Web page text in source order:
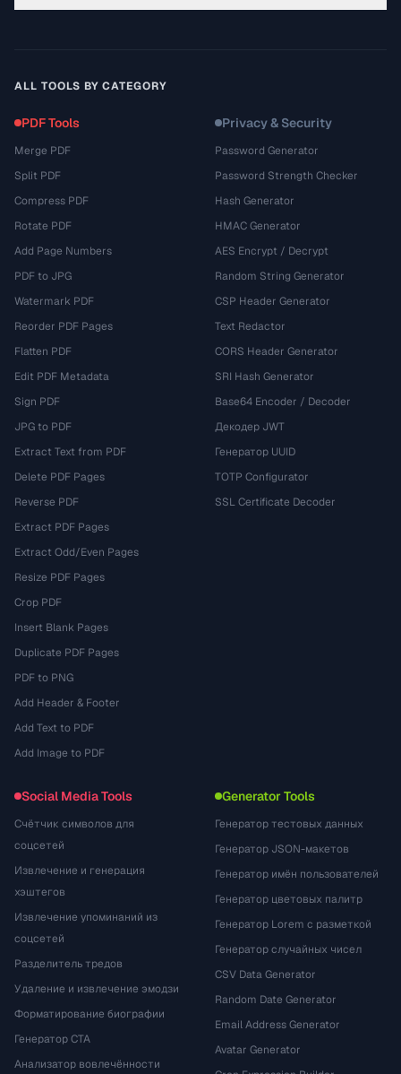
ALL TOOLS BY CATEGORY
PDF Tools
Merge PDF
Split PDF
Compress PDF
Rotate PDF
Add Page Numbers
PDF to JPG
Watermark PDF
Reorder PDF Pages
Flatten PDF
Edit PDF Metadata
Sign PDF
JPG to PDF
Extract Text from PDF
Delete PDF Pages
Reverse PDF
Extract PDF Pages
Extract Odd/Even Pages
Resize PDF Pages
Crop PDF
Insert Blank Pages
Duplicate PDF Pages
PDF to PNG
Add Header & Footer
Add Text to PDF
Add Image to PDF
Privacy & Security
Password Generator
Password Strength Checker
Hash Generator
HMAC Generator
AES Encrypt / Decrypt
Random String Generator
CSP Header Generator
Text Redactor
CORS Header Generator
SRI Hash Generator
Base64 Encoder / Decoder
Декодер JWT
Генератор UUID
TOTP Configurator
SSL Certificate Decoder
Social Media Tools
Счётчик символов для
соцсетей
Извлечение и генерация
хэштегов
Извлечение упоминаний из
соцсетей
Разделитель тредов
Удаление и извлечение эмодзи
Форматирование биографии
Генератор CTA
Анализатор вовлечённости
Generator Tools
Генератор тестовых данных
Генератор JSON-макетов
Генератор имён пользователей
Генератор цветовых палитр
Генератор Lorem с разметкой
Генератор случайных чисел
CSV Data Generator
Random Date Generator
Email Address Generator
Avatar Generator